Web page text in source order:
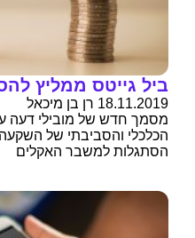
ביל גייטס ממליץ
18.11.2019 רן בן מיכאל
מסמך חדש של מובילי דעה
הכלכלי והסביבתי של
הסתגלות למשבר האקלים